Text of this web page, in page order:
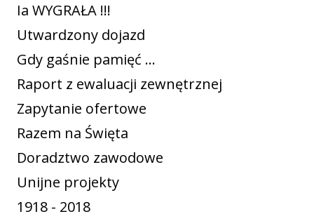
Ia WYGRAŁA !!!
Utwardzony dojazd
Gdy gaśnie pamięć ...
Raport z ewaluacji zewnętrznej
Zapytanie ofertowe
Razem na Święta
Doradztwo zawodowe
Unijne projekty
1918 - 2018